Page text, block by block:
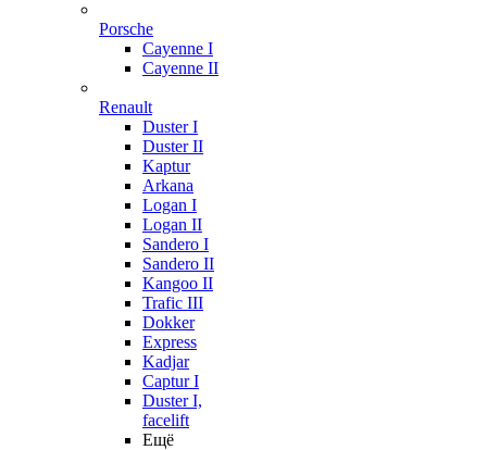
Porsche
Cayenne I
Cayenne II
Renault
Duster I
Duster II
Kaptur
Arkana
Logan I
Logan II
Sandero I
Sandero II
Kangoo II
Trafic III
Dokker
Express
Kadjar
Captur I
Duster I,
facelift
Ещё